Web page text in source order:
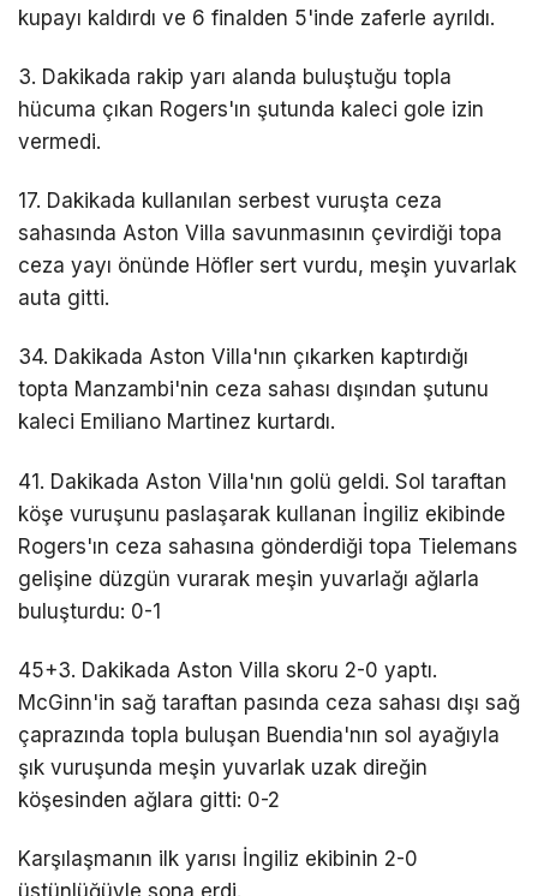
kupayı kaldırdı ve 6 finalden 5'inde zaferle ayrıldı.
3. Dakikada rakip yarı alanda buluştuğu topla
hücuma çıkan Rogers'ın şutunda kaleci gole izin
vermedi.
17. Dakikada kullanılan serbest vuruşta ceza
sahasında Aston Villa savunmasının çevirdiği topa
ceza yayı önünde Höfler sert vurdu, meşin yuvarlak
auta gitti.
34. Dakikada Aston Villa'nın çıkarken kaptırdığı
topta Manzambi'nin ceza sahası dışından şutunu
kaleci Emiliano Martinez kurtardı.
41. Dakikada Aston Villa'nın golü geldi. Sol taraftan
köşe vuruşunu paslaşarak kullanan İngiliz ekibinde
Rogers'ın ceza sahasına gönderdiği topa Tielemans
gelişine düzgün vurarak meşin yuvarlağı ağlarla
buluşturdu: 0-1
45+3. Dakikada Aston Villa skoru 2-0 yaptı.
McGinn'in sağ taraftan pasında ceza sahası dışı sağ
çaprazında topla buluşan Buendia'nın sol ayağıyla
şık vuruşunda meşin yuvarlak uzak direğin
köşesinden ağlara gitti: 0-2
Karşılaşmanın ilk yarısı İngiliz ekibinin 2-0
üstünlüğüyle sona erdi.